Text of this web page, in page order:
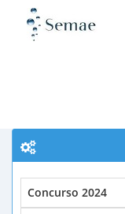
Concurso 2024